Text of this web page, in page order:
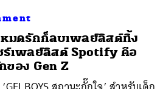
มดรักก็ลบเพลย์ลิสต์ทิ้ง
ร์เพลย์ลิสต์ Spotify คือ
ของ Gen Z